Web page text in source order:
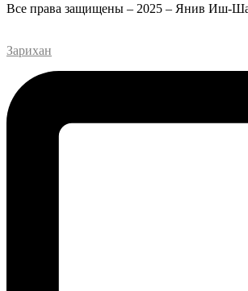
Все права защищены – 2025 – Янив Иш-
Зарихан